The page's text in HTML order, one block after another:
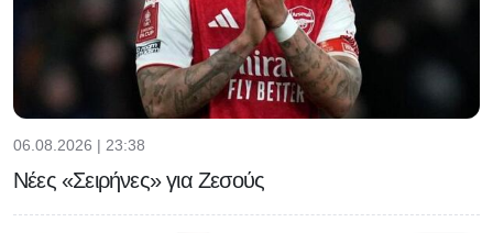
06.08.2026 | 23:38
Νέες «Σειρήνες» για Ζεσούς